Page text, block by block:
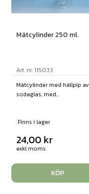
Mätcylinder 250 ml.
Art. nr: 115033
Mätcylinder med hällpip av
sodaglas, med...
Finns i lager
24,00 kr
exkl moms
KÖP